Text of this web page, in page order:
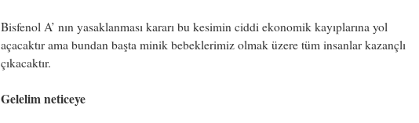
Bisfenol A’ nın yasaklanması kararı bu kesimin ciddi ekonomik kayıplarına yol
açacaktır ama bundan başta minik bebeklerimiz olmak üzere tüm insanlar kazançlı
çıkacaktır.
Gelelim neticeye